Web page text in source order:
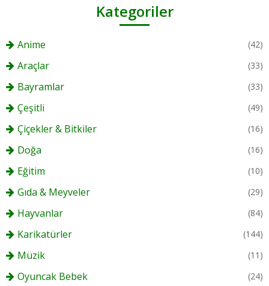
Kategoriler
Anime (42)
Araçlar (33)
Bayramlar (33)
Çeşitli (49)
Çiçekler & Bitkiler (16)
Doğa (16)
Eğitim (10)
Gıda & Meyveler (29)
Hayvanlar (84)
Karikatürler (144)
Müzik (11)
Oyuncak Bebek (24)